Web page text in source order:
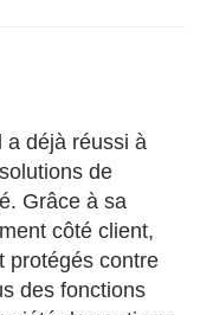
a déjà réussi à
de
Grâce à sa
côté client,
protégés contre
des fonctions